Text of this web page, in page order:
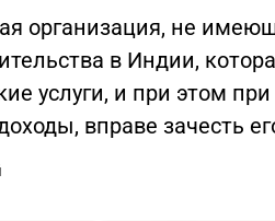
организация, не
в Индии,
услуги, и при этом
вправе зачесть